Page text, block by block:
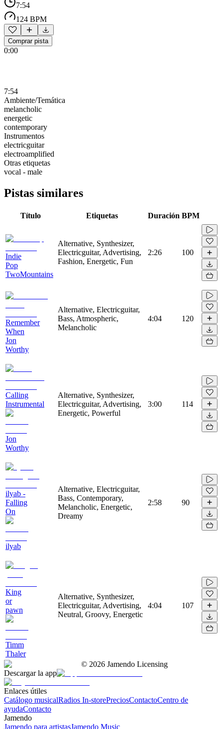
7:54
124 BPM
Comprar pista
0:00
7:54
Ambiente/Temática
melancholic
energetic
contemporary
Instrumentos
electricguitar
electroamplified
Otras etiquetas
vocal - male
Pistas similares
Título Etiquetas Duración BPM
Indie
Pop
TwoMountains
Alternative, Synthesizer,
Electricguitar, Advertising,
Fashion, Energetic, Fun
2:26 100
Remember
When
Jon
Worthy
Alternative, Electricguitar,
Bass, Atmospheric,
Melancholic
4:04 120
Calling
Instrumental
Jon
Worthy
Alternative, Synthesizer,
Electricguitar, Advertising,
Energetic, Powerful
3:00 114
ilyab -
Falling
On
ilyab
Alternative, Electricguitar,
Bass, Contemporary,
Melancholic, Energetic,
Dreamy
2:58 90
King
or
pawn
Timm
Thaler
Alternative, Synthesizer,
Electricguitar, Advertising,
Neutral, Groovy, Energetic
4:04 107
© 2026 Jamendo Licensing
Descargar la app
Enlaces útiles
Catálogo musicalRadios In-storePreciosContactoCentro de
ayudaContacto
Jamendo
Jamendo para artistasJamendo Music